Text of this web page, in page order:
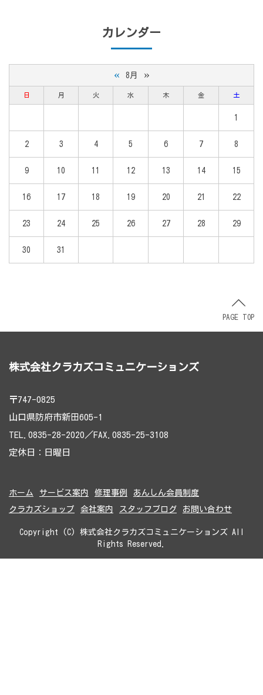
カレンダー
« 8月 »
日 月 火 水 木 金 土
1
2 3 4 5 6 7 8
9 10 11 12 13 14 15
16 17 18 19 20 21 22
23 24 25 26 27 28 29
30 31
PAGE TOP
株式会社クラカズコミュニケーションズ
〒747-0825
山口県防府市新田605-1
TEL.0835-28-2020／FAX.0835-25-3108
定休日：日曜日
ホーム サービス案内 修理事例
あんしん会員制度
クラカズショップ
会社案内 スタッフブログ お問い合わせ
Copyright (C) 株式会社クラカズコミュニケーションズ All
Rights Reserved.